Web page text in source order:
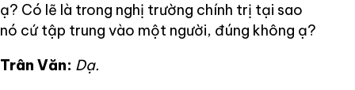
ạ? Có lẽ là trong nghị trường chính trị tại sao
nó cứ tập trung vào một người, đúng không ạ?
Trân Văn: Dạ.